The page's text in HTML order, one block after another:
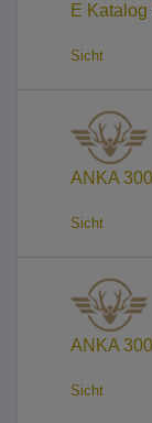
E Katalog
Sicht
ANKA
Sicht
ANKA
Sicht